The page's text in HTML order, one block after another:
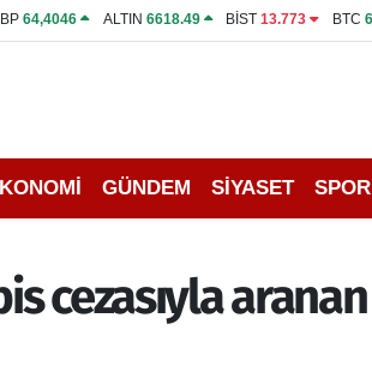
64,4046 ALTIN 6618.49 BİST13.773 BTC
GÜNDEM SİYASET SPOR
cezasıyla